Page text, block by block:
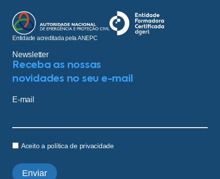
Entidade acreditada pela ANEPC
Newsletter
Receba as nossas
novidades no seu e-mail
E-mail
Aceito a política de privacidade
Enviar